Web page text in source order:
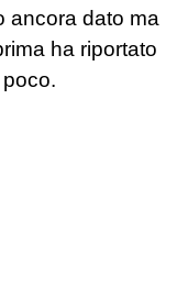
ancora dato ma
ha riportato